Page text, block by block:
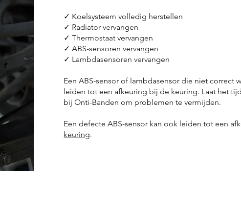
✓ Koelsysteem volledig herstellen
✓ Radiator vervangen
✓ Thermostaat vervangen
✓ ABS-sensoren vervangen
✓ Lambdasensoren vervangen
Een ABS-sensor of lambdasensor die niet correct
leiden tot een afkeuring bij de keuring. Laat het
bij Onti-Banden om problemen te vermijden.
Een defecte ABS-sensor kan ook leiden tot een
keuring.